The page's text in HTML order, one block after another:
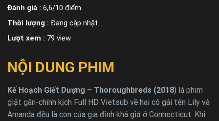
Đánh giá : 6,6/10 điểm
Thời lượng : Đang cập nhật…
Lượt xem : 79 view
NỘI DUNG PHIM
Kế Hoạch Giết Dượng – Thoroughbreds (2018) là phim
giật gân-chính kịch Full HD Vietsub về hai cô gái tên Lily và
Amanda đều là con của gia đình khá giả ở Connecticut. Khi